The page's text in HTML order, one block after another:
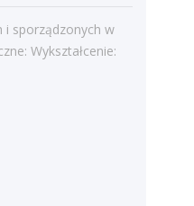
pracy
i sporządzonych w
Wykształcenie: